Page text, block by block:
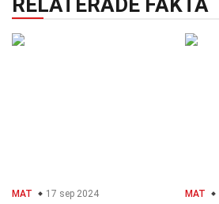
RELATERADE FAKTA
MAT 17 sep 2024 MAT